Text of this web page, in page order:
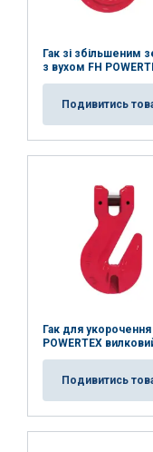
Гак зі збільшеним
з вухом FH
Подивитись
Гак для укорочення
POWERTEX
Подивитись
POKAŻ